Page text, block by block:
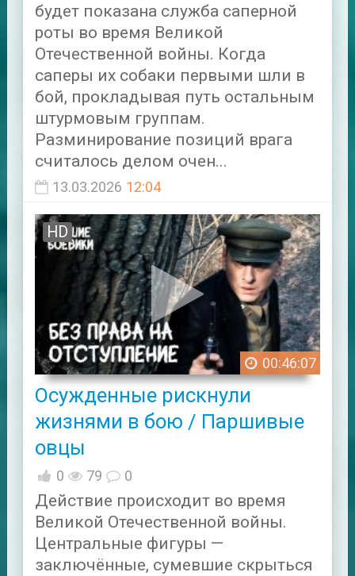
будет показана служба саперной
роты во время Великой
Отечественной войны. Когда
саперы их собаки первыми шли в
бой, прокладывая путь остальным
штурмовым группам.
Разминирование позиций врага
считалось делом очен...
13.03.2026 12:04
00:46:07
HD
Осужденные рискнули
жизнями в бою / Паршивые
овцы
0 79 0
Действие происходит во время
Великой Отечественной войны.
Центральные фигуры —
заключённые, сумевшие скрыться